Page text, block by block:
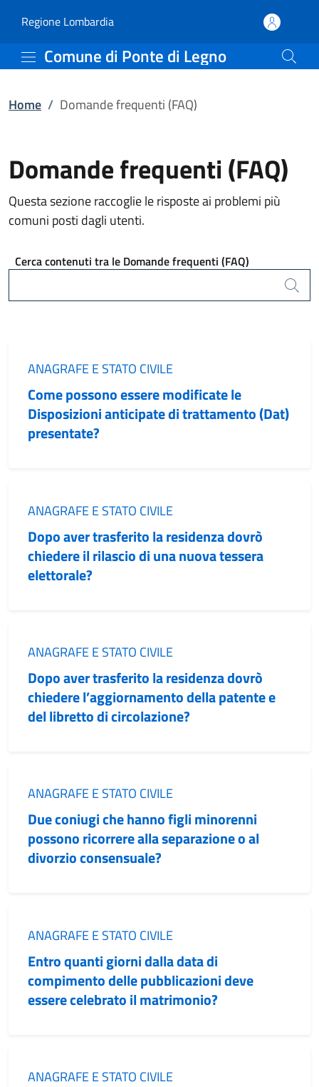
Domande frequenti
Regione Lombardia(apre in un'altra scheda).
Comune di Ponte di Legno
Home / Domande frequenti (FAQ)
Domande frequenti (FAQ)
Questa sezione raccoglie le risposte ai problemi più
comuni posti dagli utenti.
Cerca contenuti tra le Domande frequenti (FAQ)
Cerca
Categoria:
ANAGRAFE E STATO CIVILE
Come possono essere modificate le
Disposizioni anticipate di trattamento (Dat)
presentate?
Categoria:
ANAGRAFE E STATO CIVILE
Dopo aver trasferito la residenza dovrò
chiedere il rilascio di una nuova tessera
elettorale?
Categoria:
ANAGRAFE E STATO CIVILE
Dopo aver trasferito la residenza dovrò
chiedere l’aggiornamento della patente e
del libretto di circolazione?
Categoria:
ANAGRAFE E STATO CIVILE
Due coniugi che hanno figli minorenni
possono ricorrere alla separazione o al
divorzio consensuale?
Categoria:
ANAGRAFE E STATO CIVILE
Entro quanti giorni dalla data di
compimento delle pubblicazioni deve
essere celebrato il matrimonio?
Categoria:
ANAGRAFE E STATO CIVILE